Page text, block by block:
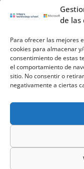
de las
Para ofrecer las mejores
cookies para almacenar
consentimiento de estas
el comportamiento de
sitio. No consentir o
negativamente a ciertas
© 2023 INTEGRA